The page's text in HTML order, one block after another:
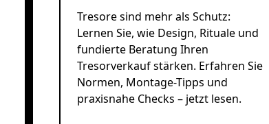
Tresore sind mehr als Schutz:
Lernen Sie, wie Design, Rituale und
fundierte Beratung Ihren
Tresorverkauf stärken. Erfahren Sie
Normen, Montage-Tipps und
praxisnahe Checks – jetzt lesen.